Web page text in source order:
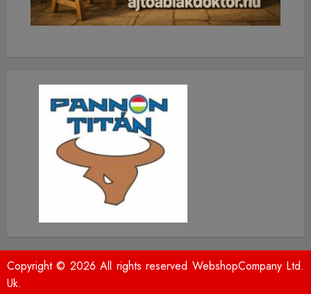
Copyright © 2026 All rights reserved WebshopCompany Ltd.
Uk.